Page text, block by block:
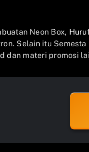
Neon Box,
Selain itu
dan materi promosi